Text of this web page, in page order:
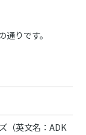
りです。
（英文名：ADK